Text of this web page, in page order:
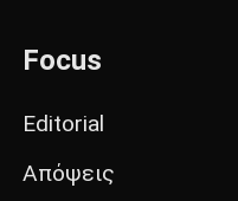
Focus
Editorial
Απόψεις